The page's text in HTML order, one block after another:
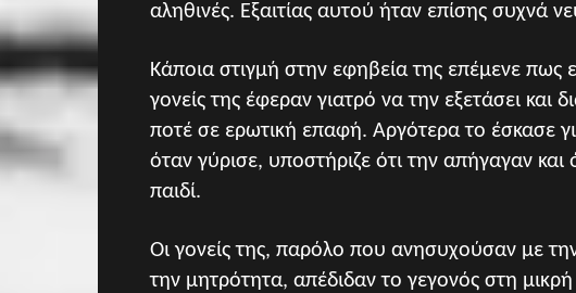
αληθινές. Εξαιτίας αυτού ήταν επίσης συχνά
Κάποια στιγμή στην εφηβεία της επέμενε πως
γονείς της έφεραν γιατρό να την εξετάσει και
ποτέ σε ερωτική επαφή. Αργότερα το έσκασε
όταν γύρισε, υποστήριζε ότι την απήγαγαν και
παιδί.
Οι γονείς της, παρόλο που ανησυχούσαν με
την μητρότητα, απέδιδαν το γεγονός στη